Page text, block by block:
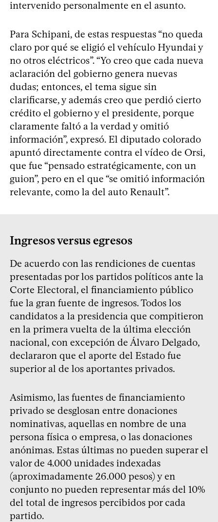
intervenido personalmente en el asunto.
Para Schipani, de estas respuestas “no queda
claro por qué se eligió el vehículo Hyundai y
no otros eléctricos”. “Yo creo que cada nueva
aclaración del gobierno genera nuevas
dudas; entonces, el tema sigue sin
clarificarse, y además creo que perdió cierto
crédito el gobierno y el presidente, porque
claramente faltó a la verdad y omitió
información”, expresó. El diputado colorado
apuntó directamente contra el vídeo de Orsi,
que fue “pensado estratégicamente, con un
guion”, pero en el que “se omitió información
relevante, como la del auto Renault”.
Ingresos versus egresos
De acuerdo con las rendiciones de cuentas
presentadas por los partidos políticos ante la
Corte Electoral, el financiamiento público
fue la gran fuente de ingresos. Todos los
candidatos a la presidencia que compitieron
en la primera vuelta de la última elección
nacional, con excepción de Álvaro Delgado,
declararon que el aporte del Estado fue
superior al de los aportantes privados.
Asimismo, las fuentes de financiamiento
privado se desglosan entre donaciones
nominativas, aquellas en nombre de una
persona física o empresa, o las donaciones
anónimas. Estas últimas no pueden superar el
valor de 4.000 unidades indexadas
(aproximadamente 26.000 pesos) y en
conjunto no pueden representar más del 10%
del total de ingresos percibidos por cada
partido.